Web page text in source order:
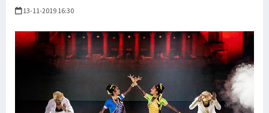
13-11-2019 16:30